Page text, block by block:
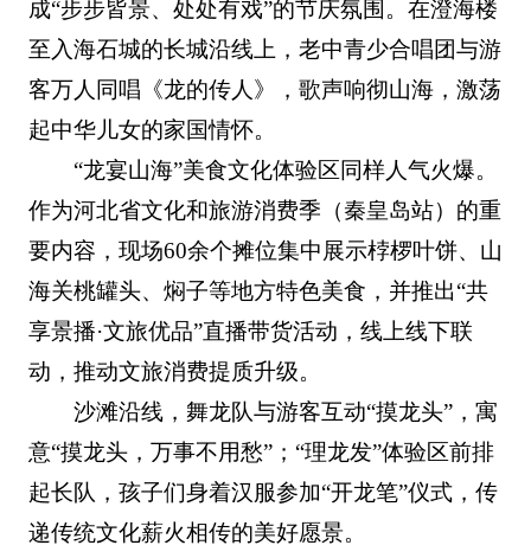
成“步步皆景、处处有戏”的节庆氛围。在澄海楼
至入海石城的长城沿线上，老中青少合唱团与游
客万人同唱《龙的传人》，歌声响彻山海，激荡
起中华儿女的家国情怀。
“龙宴山海”美食文化体验区同样人气火爆。
作为河北省文化和旅游消费季（秦皇岛站）的重
要内容，现场60余个摊位集中展示桲椤叶饼、山
海关桃罐头、焖子等地方特色美食，并推出“共
享景播·文旅优品”直播带货活动，线上线下联
动，推动文旅消费提质升级。
沙滩沿线，舞龙队与游客互动“摸龙头”，寓
意“摸龙头，万事不用愁”；“理龙发”体验区前排
起长队，孩子们身着汉服参加“开龙笔”仪式，传
递传统文化薪火相传的美好愿景。